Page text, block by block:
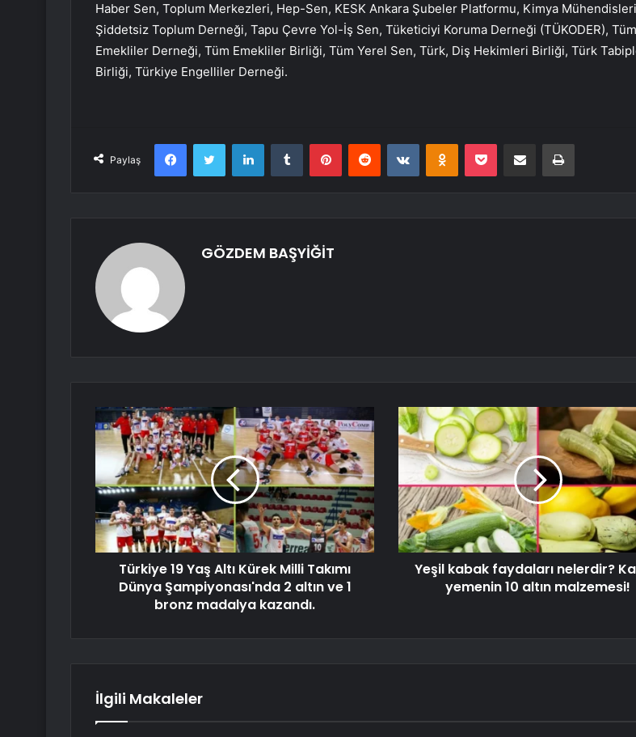
Haber Sen, Toplum Merkezleri, Hep-Sen, KESK Ankara Şubeler Platformu, Kimya Mühendisleri
Şiddetsiz Toplum Derneği, Tapu Çevre Yol-İş Sen, Tüketiciyi Koruma Derneği (TÜKODER),
Emekliler Derneği, Tüm Emekliler Birliği, Tüm Yerel Sen, Türk, Diş Hekimleri Birliği, Türk
Birliği, Türkiye Engelliler Derneği.
Paylaş
FacebookTwitter LinkedInTumblr PinterestReddit VKontakteOdnoklassniki
Pocket E-Posta ile paylaş Yazdır
GÖZDEM BAŞYİĞİT
Türkiye 19 Yaş Altı Kürek Milli Takımı
Dünya Şampiyonası'nda 2 altın ve 1
bronz madalya kazandı.
Yeşil kabak faydaları nelerdir?
yemenin 10 altın malzemesi!
İlgili Makaleler